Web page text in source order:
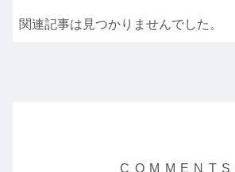
関連記事は見つかりませんでした。